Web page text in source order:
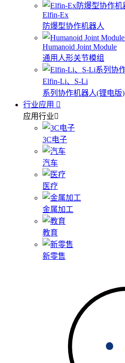
Elfin-Ex
防爆型协作机器人
Humanoid Joint Module
通用人形关节模组
Elfin-Li、S-Li
系列协作机器人(锂电版)
行业应用
应用行业
3C电子
汽车
医疗
金属加工
教育
新零售